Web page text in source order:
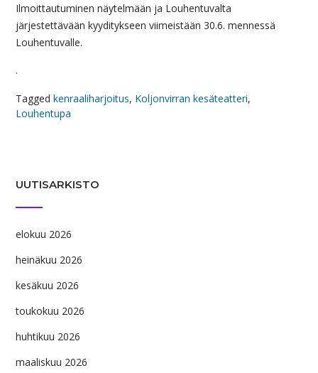
Ilmoittautuminen näytelmään ja Louhentuvalta
järjestettävään kyyditykseen viimeistään 30.6. mennessä
Louhentuvalle.
.
Tagged kenraaliharjoitus, Koljonvirran kesäteatteri,
Louhentupa
UUTISARKISTO
elokuu 2026
heinäkuu 2026
kesäkuu 2026
toukokuu 2026
huhtikuu 2026
maaliskuu 2026